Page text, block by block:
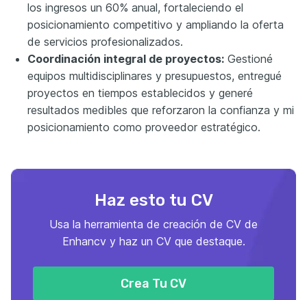
los ingresos un 60% anual, fortaleciendo el
posicionamiento competitivo y ampliando la oferta
de servicios profesionalizados.
Coordinación integral de proyectos: Gestioné
equipos multidisciplinares y presupuestos, entregué
proyectos en tiempos establecidos y generé
resultados medibles que reforzaron la confianza y mi
posicionamiento como proveedor estratégico.
Haz esto tu CV
Usa la herramienta de creación de CV de
Enhancv y haz un CV que destaque.
Crea Tu CV